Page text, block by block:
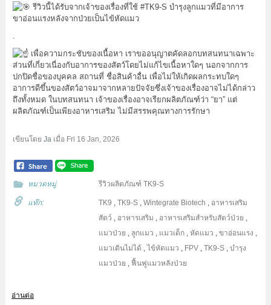
รีวิวนี้ได้รับจากเจ้าของเรื่องที่ใช้ #TK9-S บำรุงลูกแมวที่มีอาการ
ขาอ่อนแรงหลังจากป่วยเป็นไข้หัดแมว
เพื่อความกระชับของเนื้อหา เราขออนุญาตคัดลอกบทสนทนาเฉพาะ
ส่วนที่เกี่ยวเนื่องกับอาการของสัตว์โดยไม่แก้ไขเนื้อหาใดๆ นอกจากการ
ปกปิดชื่อของบุคคล สถานที่ ชื่อสินค้าอื่น เพื่อไม่ให้เกิดผลกระทบใดๆ
อาการดีขึ้นของสัตว์อาจมาจากหลายปัจจัยซึ่งเจ้าของเรื่องอาจไม่ได้กล่าว
ถึงทั้งหมด ในบทสนทนา เจ้าของเรื่องอาจเรียกผลิตภัณฑ์ว่า “ยา” แต่
ผลิตภัณฑ์เป็นเพียงอาหารเสริม ไม่มีสรรพคุณทางการรักษา
เขียนโดย Jaเมื่อ Fri 16 Jan, 2026
หมวดหมู่ รีวิวผลิตภัณฑ์ TK9-S
แท๊ก: TK9 ,TK9-S ,Wintegrate Biotech , อาหารเสริม
สัตว์ , อาหารเสริม , อาหารเสริมสำหรับสัตว์ป่วย ,
แมวป่วย , ลูกแมว , แมวเด็ก ,หัดแมว ,ขาอ่อนแรง ,
แมวเดินไม่ได้ ,ไข้หัดแมว , FPV ,TK9-S ,บำรุง
แมวป่วย ,ฟื้นฟูแมวหลังป่วย
อ่านต่อ